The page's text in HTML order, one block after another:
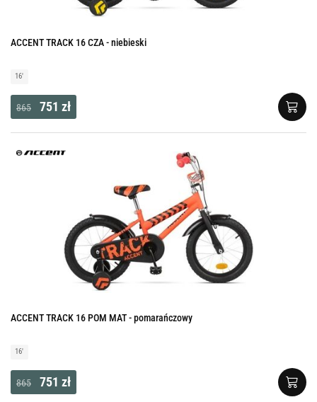
ACCENT TRACK 16 CZA - niebieski
16'
865 751 zł
ACCENT TRACK 16 POM MAT - pomarańczowy
16'
865 751 zł